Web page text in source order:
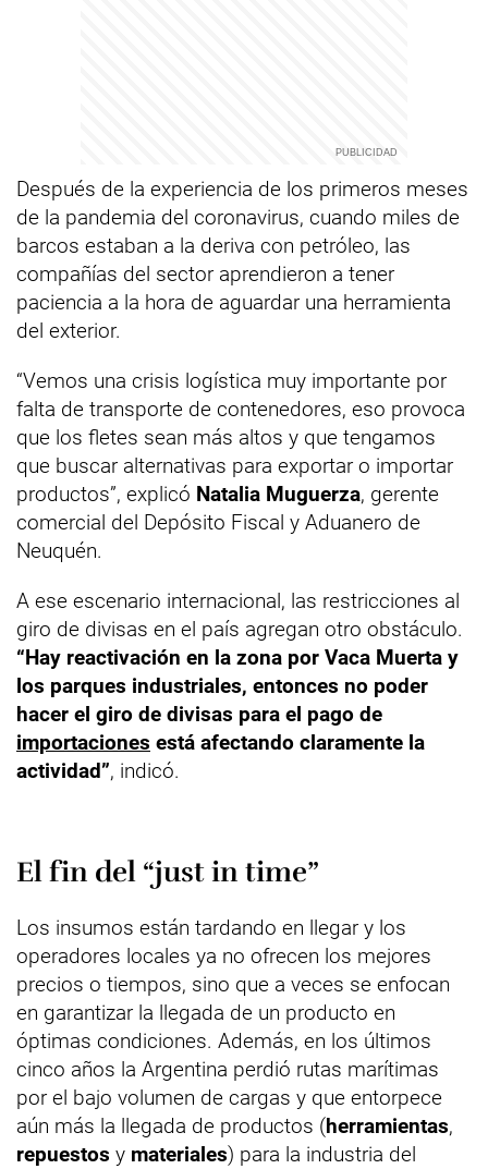
Después de la experiencia de los primeros meses
de la pandemia del coronavirus, cuando miles de
barcos estaban a la deriva con petróleo, las
compañías del sector aprendieron a tener
paciencia a la hora de aguardar una herramienta
del exterior.
“Vemos una crisis logística muy importante por
falta de transporte de contenedores, eso provoca
que los fletes sean más altos y que tengamos
que buscar alternativas para exportar o importar
productos”, explicó Natalia Muguerza, gerente
comercial del Depósito Fiscal y Aduanero de
Neuquén.
A ese escenario internacional, las restricciones al
giro de divisas en el país agregan otro obstáculo.
“Hay reactivación en la zona por Vaca Muerta y
los parques industriales, entonces no poder
hacer el giro de divisas para el pago de
importaciones está afectando claramente la
actividad”, indicó.
El fin del “just in time”
Los insumos están tardando en llegar y los
operadores locales ya no ofrecen los mejores
precios o tiempos, sino que a veces se enfocan
en garantizar la llegada de un producto en
óptimas condiciones. Además, en los últimos
cinco años la Argentina perdió rutas marítimas
por el bajo volumen de cargas y que entorpece
aún más la llegada de productos (herramientas,
repuestos y materiales) para la industria del